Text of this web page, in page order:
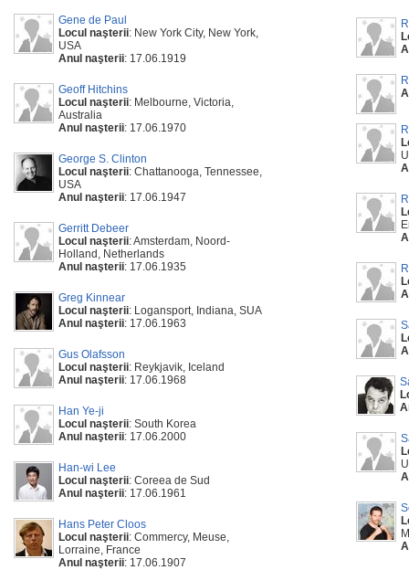
Gene de Paul
Locul naşterii: New York City, New York,
USA
Anul naşterii: 17.06.1919
Geoff Hitchins
Locul naşterii: Melbourne, Victoria,
Australia
Anul naşterii: 17.06.1970
George S. Clinton
Locul naşterii: Chattanooga, Tennessee,
USA
Anul naşterii: 17.06.1947
Gerritt Debeer
Locul naşterii: Amsterdam, Noord-
Holland, Netherlands
Anul naşterii: 17.06.1935
Greg Kinnear
Locul naşterii: Logansport, Indiana, SUA
Anul naşterii: 17.06.1963
Gus Olafsson
Locul naşterii: Reykjavik, Iceland
Anul naşterii: 17.06.1968
Han Ye-ji
Locul naşterii: South Korea
Anul naşterii: 17.06.2000
Han-wi Lee
Locul naşterii: Coreea de Sud
Anul naşterii: 17.06.1961
Hans Peter Cloos
Locul naşterii: Commercy, Meuse,
Lorraine, France
Anul naşterii: 17.06.1907